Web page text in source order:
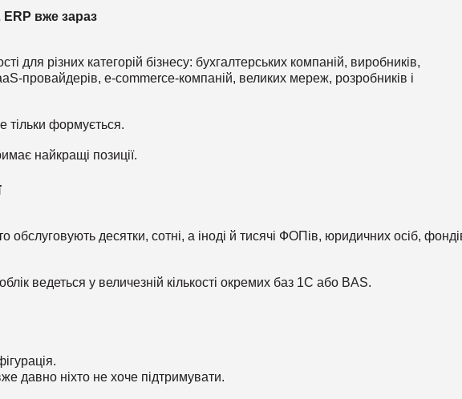
вже зараз
для різних категорій бізнесу: бухгалтерських компаній, виробників,
провайдерів, e-commerce-компаній, великих мереж, розробників і
тільки формується.
найкращі позиції.
обслуговують десятки, сотні, а іноді й тисячі ФОПів, юридичних осіб,
ведеться у величезній кількості окремих баз 1С або BAS.
давно ніхто не хоче підтримувати.